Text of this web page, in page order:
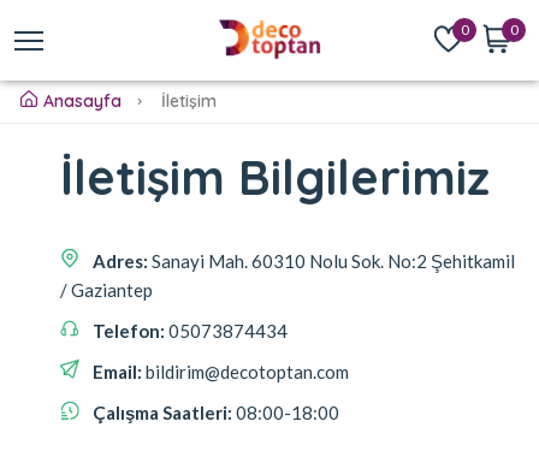
0 0
Anasayfa İletişim
İletişim Bilgilerimiz
Adres: Sanayi Mah. 60310 Nolu Sok. No:2 Şehitkamil
/ Gaziantep
Telefon: 05073874434
Email: bildirim@decotoptan.com
Çalışma Saatleri: 08:00-18:00